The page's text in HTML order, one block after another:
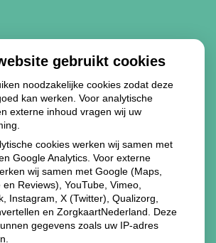
gebruikt cookies
noodzakelijke cookies zodat deze
kan werken. Voor analytische
externe inhoud vragen wij uw
cookies werken wij samen met
Google Analytics. Voor externe
wij samen met Google (Maps,
Reviews), YouTube, Vimeo,
Instagram, X (Twitter), Qualizorg,
en ZorgkaartNederland. Deze
gegevens zoals uw IP-adres